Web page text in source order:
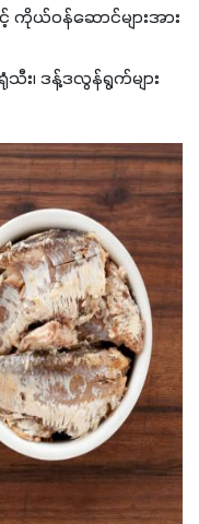
ကိုယ်ဝန်ဆောင်များအား
၊ ဒန့်ဒလွန်ရွက်များ